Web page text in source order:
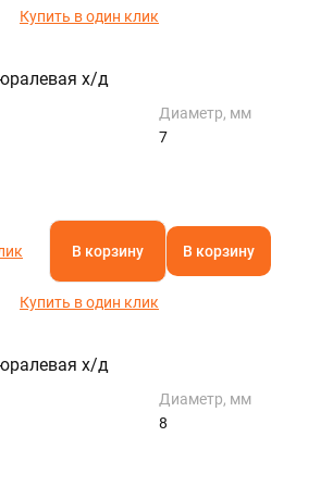
Купить в один клик
х/д
Диаметр, мм
7
В корзину В корзину
Купить в один клик
х/д
Диаметр, мм
8